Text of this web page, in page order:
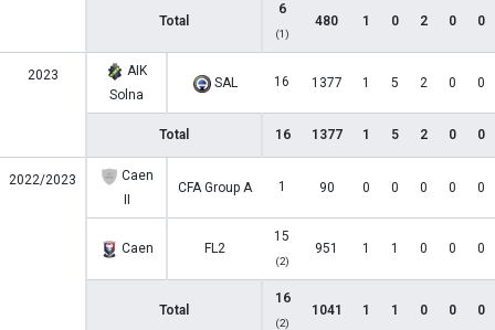
Total
6
(1)
480 1 0 2 0 0
2023
AIK
Solna
SAL 16 1377 1 5 2 0 0
Total 16 1377 1 5 2 0 0
2022/2023
Caen
CFA Group A 1 90 0 0 0 0 0
Caen FL2
15
(2)
951 1 1 0 0 0
Total
16
(2)
1041 1 1 0 0 0